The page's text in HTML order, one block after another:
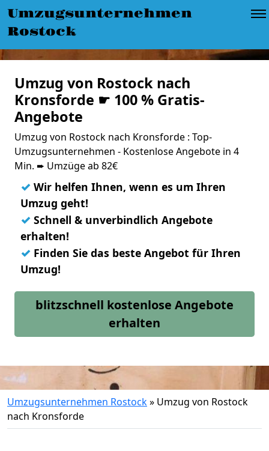
Umzugsunternehmen
Rostock
Umzug von Rostock nach
Kronsforde ☛ 100 % Gratis-
Angebote
Umzug von Rostock nach Kronsforde : Top-
Umzugsunternehmen - Kostenlose Angebote in 4
Min. ➨ Umzüge ab 82€
✓ Wir helfen Ihnen, wenn es um Ihren
Umzug geht!
✓ Schnell & unverbindlich Angebote
erhalten!
✓ Finden Sie das beste Angebot für Ihren
Umzug!
blitzschnell kostenlose Angebote
erhalten
Umzugsunternehmen Rostock» Umzug von Rostock
nach Kronsforde